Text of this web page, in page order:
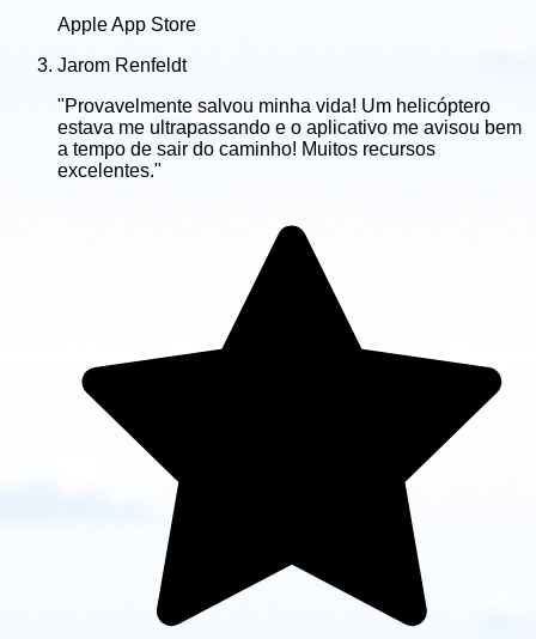
Apple App Store
Jarom Renfeldt
"Provavelmente salvou minha vida! Um helicóptero
estava me ultrapassando e o aplicativo me avisou bem
a tempo de sair do caminho! Muitos recursos
excelentes."